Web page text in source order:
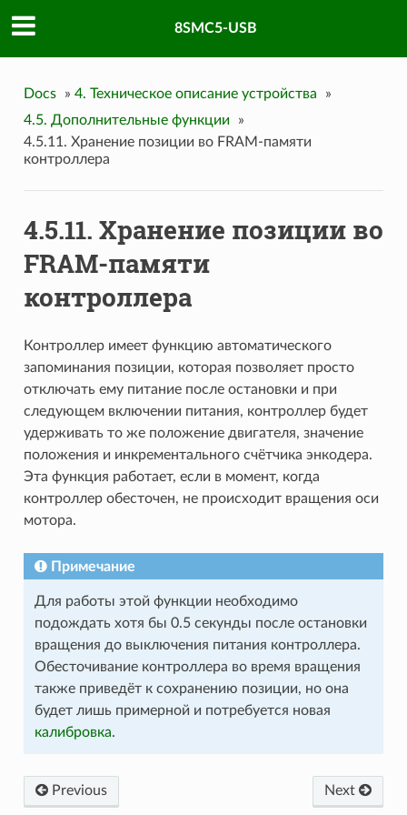
8SMC5-USB
Docs » 4. Техническое описание устройства
»
4.5. Дополнительные функции
»
4.5.11. Хранение позиции во FRAM-памяти
контроллера
4.5.11. Хранение позиции во
FRAM-памяти
контроллера
Контроллер имеет функцию автоматического
запоминания позиции, которая позволяет просто
отключать ему питание после остановки и при
следующем включении питания, контроллер будет
удерживать то же положение двигателя, значение
положения и инкрементального счётчика энкодера.
Эта функция работает, если в момент, когда
контроллер обесточен, не происходит вращения оси
мотора.
Примечание
Для работы этой функции необходимо
подождать хотя бы 0.5 секунды после остановки
вращения до выключения питания контроллера.
Обесточивание контроллера во время вращения
также приведёт к сохранению позиции, но она
будет лишь примерной и потребуется новая
калибровка.
Next
Previous